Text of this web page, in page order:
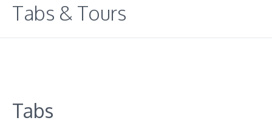
Tabs & Tours
Tabs